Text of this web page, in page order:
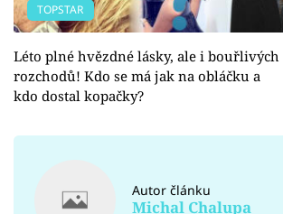
TOPSTAR
Léto plné hvězdné lásky, ale i bouřlivých
rozchodů! Kdo se má jak na obláčku a
kdo dostal kopačky?
Autor článku
Michal Chalupa